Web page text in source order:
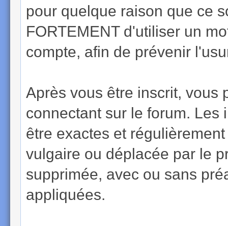
pour quelque raison que ce
FORTEMENT d'utiliser un
compte, afin de prévenir
Après vous être inscrit, vous
connectant sur le forum. Les
être exactes et
vulgaire ou déplacée par le
supprimée, avec ou sans
appliquées.